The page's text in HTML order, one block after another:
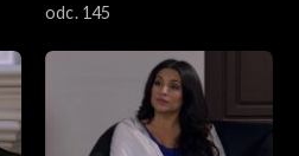
odc. 145